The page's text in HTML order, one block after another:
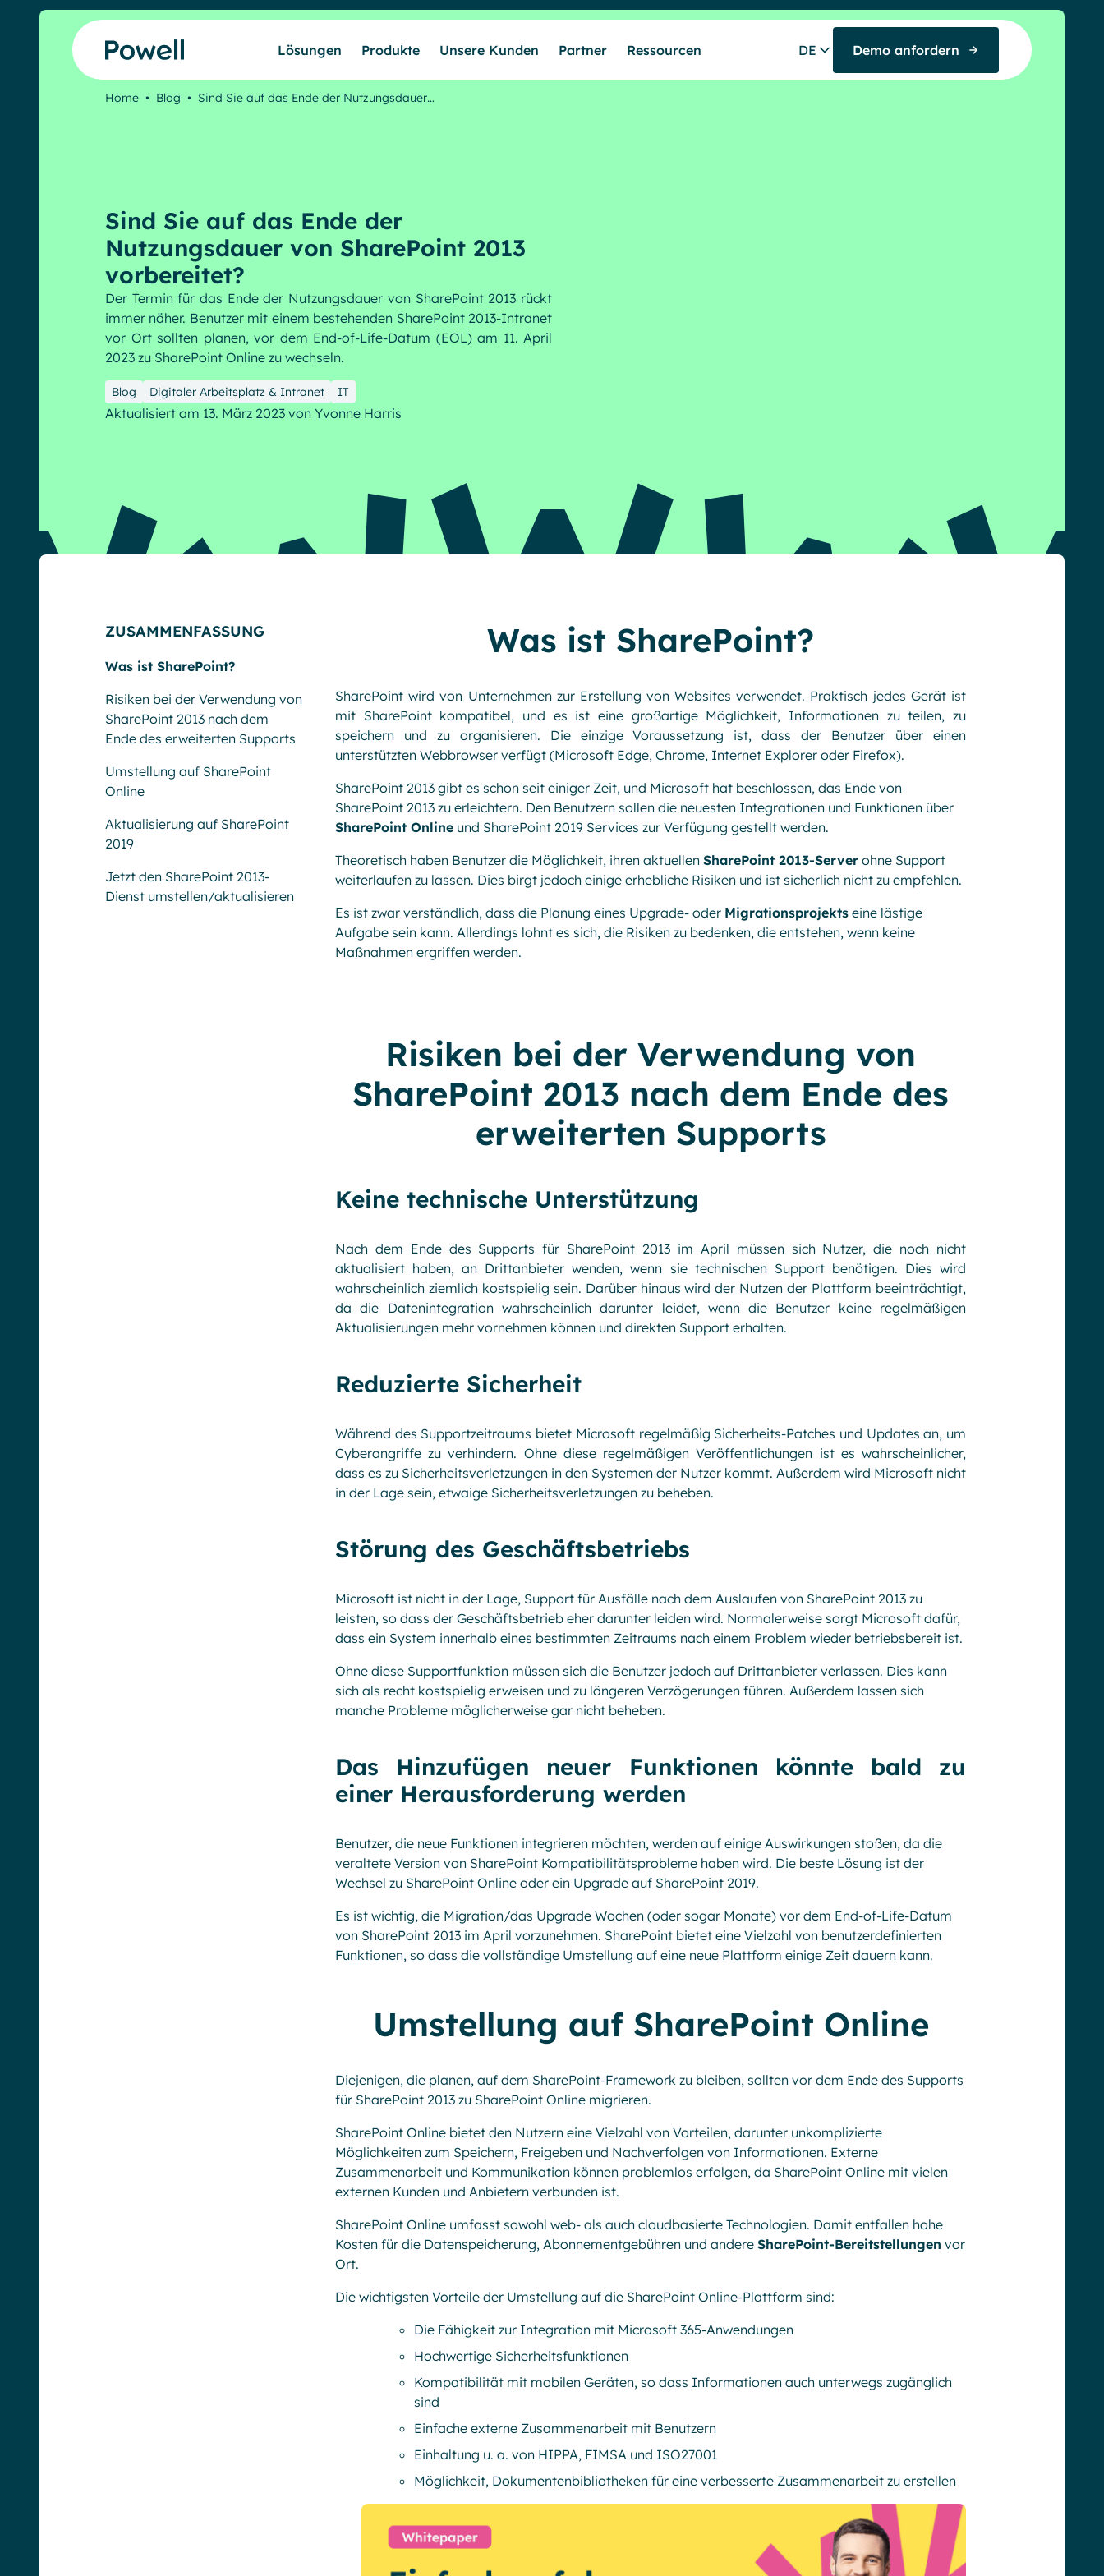
Skip to content
Lösungen Produkte Unsere Kunden Partner Ressourcen
Unsere Kunden
Partner
DE Demo anfordern
Home • Blog • Sind Sie auf das Ende der Nutzungsdauer…
Sind Sie auf das Ende der
Nutzungsdauer von SharePoint 2013
vorbereitet?
Der Termin für das Ende der Nutzungsdauer von SharePoint 2013 rückt
immer näher. Benutzer mit einem bestehenden SharePoint 2013-Intranet
vor Ort sollten planen, vor dem End-of-Life-Datum (EOL) am 11. April
2023 zu SharePoint Online zu wechseln.
Blog Digitaler Arbeitsplatz & Intranet IT
Aktualisiert am 13. März 2023 von Yvonne Harris
ZUSAMMENFASSUNG
Was ist SharePoint?
Risiken bei der Verwendung von
SharePoint 2013 nach dem
Ende des erweiterten Supports
Umstellung auf SharePoint
Online
Aktualisierung auf SharePoint
2019
Jetzt den SharePoint 2013-
Dienst umstellen/aktualisieren
Was ist SharePoint?
SharePoint wird von Unternehmen zur Erstellung von Websites verwendet. Praktisch jedes Gerät ist
mit SharePoint kompatibel, und es ist eine großartige Möglichkeit, Informationen zu teilen, zu
speichern und zu organisieren. Die einzige Voraussetzung ist, dass der Benutzer über einen
unterstützten Webbrowser verfügt (Microsoft Edge, Chrome, Internet Explorer oder Firefox).
SharePoint 2013 gibt es schon seit einiger Zeit, und Microsoft hat beschlossen, das Ende von
SharePoint 2013 zu erleichtern. Den Benutzern sollen die neuesten Integrationen und Funktionen über
SharePoint Online und SharePoint 2019 Services zur Verfügung gestellt werden.
Theoretisch haben Benutzer die Möglichkeit, ihren aktuellen SharePoint 2013-Server ohne Support
weiterlaufen zu lassen. Dies birgt jedoch einige erhebliche Risiken und ist sicherlich nicht zu empfehlen.
Es ist zwar verständlich, dass die Planung eines Upgrade- oder Migrationsprojekts eine lästige
Aufgabe sein kann. Allerdings lohnt es sich, die Risiken zu bedenken, die entstehen, wenn keine
Maßnahmen ergriffen werden.
Risiken bei der Verwendung von
SharePoint 2013 nach dem Ende des
erweiterten Supports
Keine technische Unterstützung
Nach dem Ende des Supports für SharePoint 2013 im April müssen sich Nutzer, die noch nicht
aktualisiert haben, an Drittanbieter wenden, wenn sie technischen Support benötigen. Dies wird
wahrscheinlich ziemlich kostspielig sein. Darüber hinaus wird der Nutzen der Plattform beeinträchtigt,
da die Datenintegration wahrscheinlich darunter leidet, wenn die Benutzer keine regelmäßigen
Aktualisierungen mehr vornehmen können und direkten Support erhalten.
Reduzierte Sicherheit
Während des Supportzeitraums bietet Microsoft regelmäßig Sicherheits-Patches und Updates an, um
Cyberangriffe zu verhindern. Ohne diese regelmäßigen Veröffentlichungen ist es wahrscheinlicher,
dass es zu Sicherheitsverletzungen in den Systemen der Nutzer kommt. Außerdem wird Microsoft nicht
in der Lage sein, etwaige Sicherheitsverletzungen zu beheben.
Störung des Geschäftsbetriebs
Microsoft ist nicht in der Lage, Support für Ausfälle nach dem Auslaufen von SharePoint 2013 zu
leisten, so dass der Geschäftsbetrieb eher darunter leiden wird. Normalerweise sorgt Microsoft dafür,
dass ein System innerhalb eines bestimmten Zeitraums nach einem Problem wieder betriebsbereit ist.
Ohne diese Supportfunktion müssen sich die Benutzer jedoch auf Drittanbieter verlassen. Dies kann
sich als recht kostspielig erweisen und zu längeren Verzögerungen führen. Außerdem lassen sich
manche Probleme möglicherweise gar nicht beheben.
Das Hinzufügen neuer Funktionen könnte bald zu
einer Herausforderung werden
Benutzer, die neue Funktionen integrieren möchten, werden auf einige Auswirkungen stoßen, da die
veraltete Version von SharePoint Kompatibilitätsprobleme haben wird. Die beste Lösung ist der
Wechsel zu SharePoint Online oder ein Upgrade auf SharePoint 2019.
Es ist wichtig, die Migration/das Upgrade Wochen (oder sogar Monate) vor dem End-of-Life-Datum
von SharePoint 2013 im April vorzunehmen. SharePoint bietet eine Vielzahl von benutzerdefinierten
Funktionen, so dass die vollständige Umstellung auf eine neue Plattform einige Zeit dauern kann.
Umstellung auf SharePoint Online
Diejenigen, die planen, auf dem SharePoint-Framework zu bleiben, sollten vor dem Ende des Supports
für SharePoint 2013 zu SharePoint Online migrieren.
SharePoint Online bietet den Nutzern eine Vielzahl von Vorteilen, darunter unkomplizierte
Möglichkeiten zum Speichern, Freigeben und Nachverfolgen von Informationen. Externe
Zusammenarbeit und Kommunikation können problemlos erfolgen, da SharePoint Online mit vielen
externen Kunden und Anbietern verbunden ist.
SharePoint Online umfasst sowohl web- als auch cloudbasierte Technologien. Damit entfallen hohe
Kosten für die Datenspeicherung, Abonnementgebühren und andere SharePoint-Bereitstellungen vor
Ort.
Die wichtigsten Vorteile der Umstellung auf die SharePoint Online-Plattform sind:
Die Fähigkeit zur Integration mit Microsoft 365-Anwendungen
Hochwertige Sicherheitsfunktionen
Kompatibilität mit mobilen Geräten, so dass Informationen auch unterwegs zugänglich
sind
Einfache externe Zusammenarbeit mit Benutzern
Einhaltung u. a. von HIPPA, FIMSA und ISO27001
Möglichkeit, Dokumentenbibliotheken für eine verbesserte Zusammenarbeit zu erstellen